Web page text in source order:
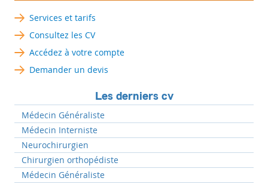
Services et tarifs
Consultez les CV
Accédez à votre compte
Demander un devis
Les derniers cv
Médecin Généraliste
Médecin Interniste
Neurochirurgien
Chirurgien orthopédiste
Médecin Généraliste